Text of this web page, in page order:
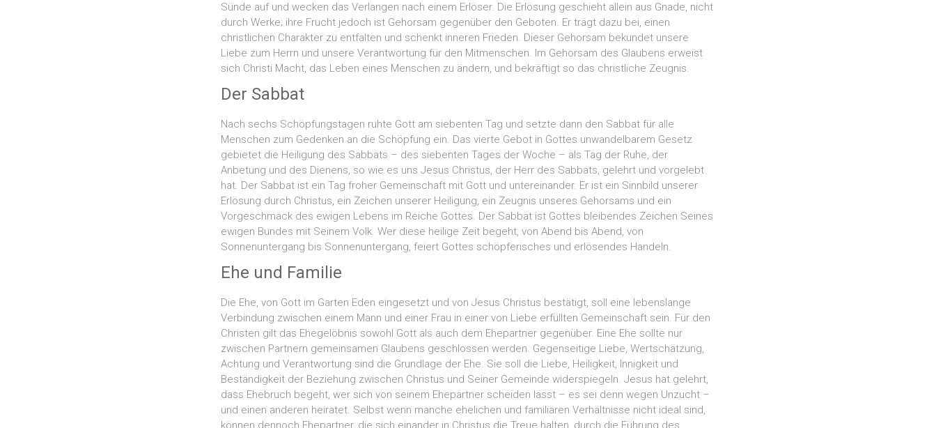
Sünde auf und wecken das Verlangen nach einem Erlöser. Die Erlösung geschieht allein aus Gnade, nicht
durch Werke; ihre Frucht jedoch ist Gehorsam gegenüber den Geboten. Er trägt dazu bei, einen
christlichen Charakter zu entfalten und schenkt inneren Frieden. Dieser Gehorsam bekundet unsere
Liebe zum Herrn und unsere Verantwortung für den Mitmenschen. Im Gehorsam des Glaubens erweist
sich Christi Macht, das Leben eines Menschen zu ändern, und bekräftigt so das christliche Zeugnis.
Der Sabbat
Nach sechs Schöpfungstagen ruhte Gott am siebenten Tag und setzte dann den Sabbat für alle
Menschen zum Gedenken an die Schöpfung ein. Das vierte Gebot in Gottes unwandelbarem Gesetz
gebietet die Heiligung des Sabbats – des siebenten Tages der Woche – als Tag der Ruhe, der
Anbetung und des Dienens, so wie es uns Jesus Christus, der Herr des Sabbats, gelehrt und vorgelebt
hat. Der Sabbat ist ein Tag froher Gemeinschaft mit Gott und untereinander. Er ist ein Sinnbild unserer
Erlösung durch Christus, ein Zeichen unserer Heiligung, ein Zeugnis unseres Gehorsams und ein
Vorgeschmack des ewigen Lebens im Reiche Gottes. Der Sabbat ist Gottes bleibendes Zeichen Seines
ewigen Bundes mit Seinem Volk. Wer diese heilige Zeit begeht, von Abend bis Abend, von
Sonnenuntergang bis Sonnenuntergang, feiert Gottes schöpferisches und erlösendes Handeln.
Ehe und Familie
Die Ehe, von Gott im Garten Eden eingesetzt und von Jesus Christus bestätigt, soll eine lebenslange
Verbindung zwischen einem Mann und einer Frau in einer von Liebe erfüllten Gemeinschaft sein. Für den
Christen gilt das Ehegelöbnis sowohl Gott als auch dem Ehepartner gegenüber. Eine Ehe sollte nur
zwischen Partnern gemeinsamen Glaubens geschlossen werden. Gegenseitige Liebe, Wertschätzung,
Achtung und Verantwortung sind die Grundlage der Ehe. Sie soll die Liebe, Heiligkeit, Innigkeit und
Beständigkeit der Beziehung zwischen Christus und Seiner Gemeinde widerspiegeln. Jesus hat gelehrt,
dass Ehebruch begeht, wer sich von seinem Ehepartner scheiden lässt – es sei denn wegen Unzucht –
und einen anderen heiratet. Selbst wenn manche ehelichen und familiären Verhältnisse nicht ideal sind,
können dennoch Ehepartner, die sich einander in Christus die Treue halten, durch die Führung des